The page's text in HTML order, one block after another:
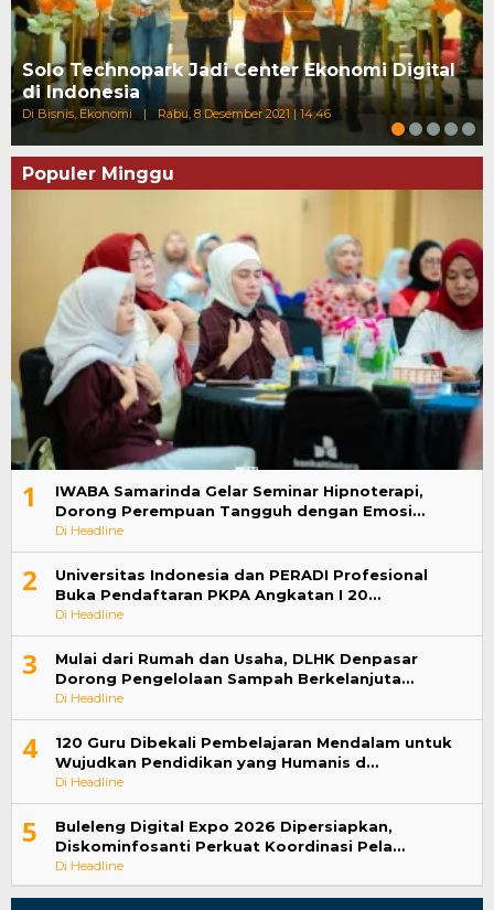
Solo Technopark Jadi Center Ekonomi Digital
di Indonesia
Di Bisnis, Ekonomi | Rabu, 8 Desember 2021 | 14:46
Populer Minggu
1
IWABA Samarinda Gelar Seminar Hipnoterapi,
Dorong Perempuan Tangguh dengan Emosi…
Di Headline
2
Universitas Indonesia dan PERADI Profesional
Buka Pendaftaran PKPA Angkatan I 20…
Di Headline
3
Mulai dari Rumah dan Usaha, DLHK Denpasar
Dorong Pengelolaan Sampah Berkelanjuta…
Di Headline
4
120 Guru Dibekali Pembelajaran Mendalam untuk
Wujudkan Pendidikan yang Humanis d…
Di Headline
5
Buleleng Digital Expo 2026 Dipersiapkan,
Diskominfosanti Perkuat Koordinasi Pela…
Di Headline